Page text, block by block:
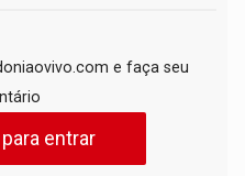
e faça seu
entrar